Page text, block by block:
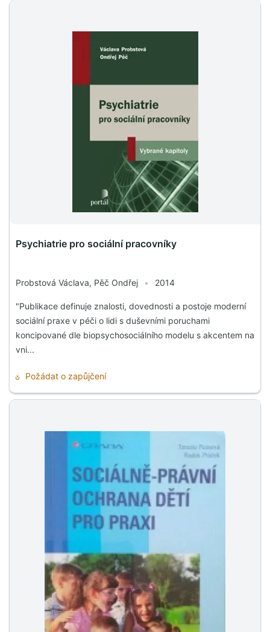
Psychiatrie pro sociální pracovníky
Probstová Václava, Pěč Ondřej • 2014
"Publikace definuje znalosti, dovednosti a postoje moderní
sociální praxe v péči o lidi s duševními poruchami
koncipované dle biopsychosociálního modelu s akcentem na
vni...
Požádat o zapůjčení